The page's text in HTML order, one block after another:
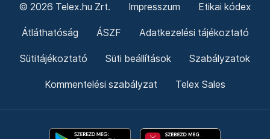
© 2026 Telex.hu Zrt. Impresszum Etikai kódex
Átláthatóság ÁSZF Adatkezelési tájékoztató
Sütitájékoztató Süti beállítások Szabályzatok
Kommentelési szabályzat Telex Sales